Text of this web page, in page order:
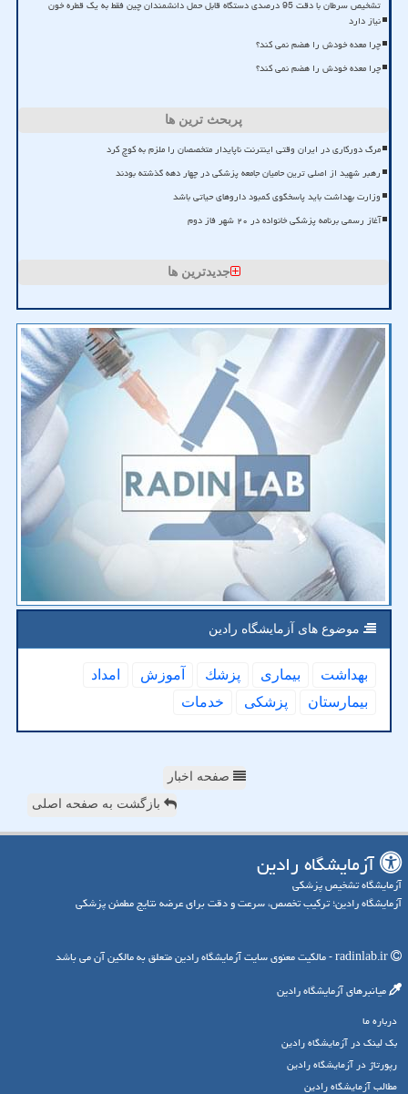
تشخیص سرطان با دقت 95 درصدی دستگاه قابل حمل دانشمندان چین فقط به یک قطره خون
نیاز دارد
چرا معده خودش را هضم نمی کند؟
چرا معده خودش را هضم نمی کند؟
پربحث ترین ها
مرگ دورکاری در ایران وقتی اینترنت ناپایدار متخصصان را ملزم به کوچ کرد
رهبر شهید از اصلی ترین حامیان جامعه پزشکی در چهار دهه گذشته بودند
وزارت بهداشت باید پاسخگوی کمبود داروهای حیاتی باشد
آغاز رسمی برنامه پزشکی خانواده در ۲۰ شهر فاز دوم
جدیدترین ها
موضوع های آزمایشگاه رادین
بهداشت بیماری پزشك آموزش
امداد
بیمارستان
پزشكی خدمات
صفحه اخبار
بازگشت به صفحه اصلی
آزمایشگاه رادین
آزمایشگاه تشخیص پزشکی
آزمایشگاه رادین؛ ترکیب تخصص، سرعت و دقت برای عرضه نتایج مطمئن پزشکی
میانبرهای آزمایشگاه رادین
درباره ما
بک لینک در آزمایشگاه رادین
رپورتاژ در آزمایشگاه رادین
مطالب آزمایشگاه رادین